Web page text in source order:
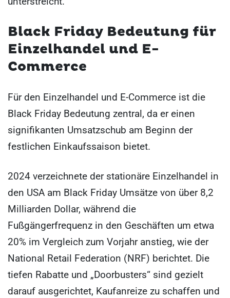
Black Friday Bedeutung für
Einzelhandel und E-
Commerce
Für den Einzelhandel und E-Commerce ist die
Black Friday Bedeutung zentral, da er einen
signifikanten Umsatzschub am Beginn der
festlichen Einkaufssaison bietet.
2024 verzeichnete der stationäre Einzelhandel in
den USA am Black Friday Umsätze von über 8,2
Milliarden Dollar, während die
Fußgängerfrequenz in den Geschäften um etwa
20% im Vergleich zum Vorjahr anstieg, wie der
National Retail Federation (NRF) berichtet. Die
tiefen Rabatte und „Doorbusters“ sind gezielt
darauf ausgerichtet, Kaufanreize zu schaffen und